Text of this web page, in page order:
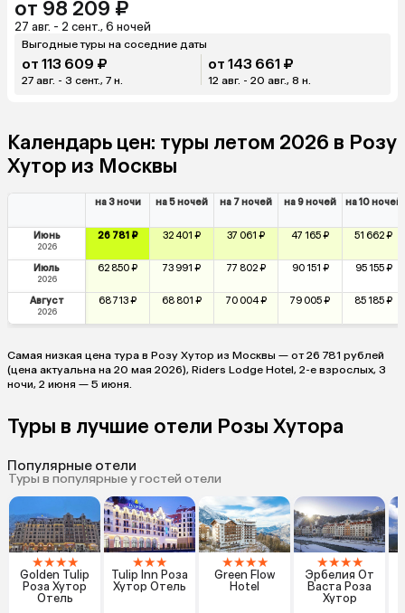
от 98 209 ₽
27 авг. - 2 сент., 6 ночей
Выгодные туры на соседние даты
от 113 609 ₽
27 авг. - 3 сент., 7 н.
от 143 661 ₽
12 авг. - 20 авг., 8 н.
Календарь цен: туры летом 2026 в Розу
Хутор из Москвы
на 3 ночи на 5 ночей на 7 ночей на 9 ночей на 10 ночей
Июнь
2026
26 781 ₽ 32 401 ₽ 37 061 ₽ 47 165 ₽ 51 662 ₽
Июль
2026
62 850 ₽ 73 991 ₽ 77 802 ₽ 90 151 ₽ 95 155 ₽
Август
2026
68 713 ₽ 68 801 ₽ 70 004 ₽ 79 005 ₽ 85 185 ₽
Самая низкая цена тура в Розу Хутор из Москвы — от 26 781 рублей
(цена актуальна на 20 мая 2026), Riders Lodge Hotel, 2-е взрослых, 3
ночи, 2 июня — 5 июня.
Туры в лучшие отели Розы Хутора
Популярные отели
Туры в популярные у гостей отели
★★★★
Golden Tulip
Роза Хутор
Отель
★★★
Tulip Inn Роза
Хутор Отель
★★★★
Green Flow
Hotel
★★★★
Эрбелия От
Васта Роза
Хутор